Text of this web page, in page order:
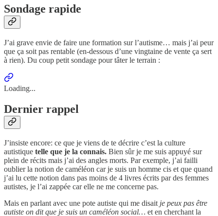
Sondage rapide
J’ai grave envie de faire une formation sur l’autisme… mais j’ai peur
que ça soit pas rentable (en-dessous d’une vingtaine de vente ça sert
à rien). Du coup petit sondage pour tâter le terrain :
Loading...
Dernier rappel
J’insiste encore: ce que je viens de te décrire c’est la culture
autistique telle que je la connais. Bien sûr je me suis appuyé sur
plein de récits mais j’ai des angles morts. Par exemple, j’ai failli
oublier la notion de caméléon car je suis un homme cis et que quand
j’ai lu cette notion dans pas moins de 4 livres écrits par des femmes
autistes, je l’ai zappée car elle ne me concerne pas.
Mais en parlant avec une pote autiste qui me disait je peux pas être
autiste on dit que je suis un caméléon social… et en cherchant la